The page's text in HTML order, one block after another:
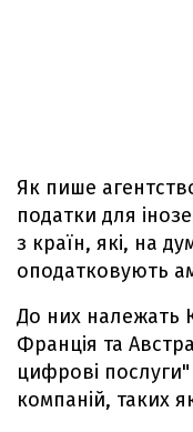
Як пише
податки для
з країн, які, на
оподатковують
До них належать
Франція та
цифрові
компаній, таких